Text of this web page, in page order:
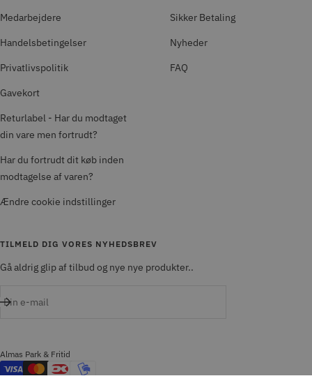
Medarbejdere
Handelsbetingelser
Privatlivspolitik
Gavekort
Returlabel - Har du modtaget
din vare men fortrudt?
Har du fortrudt dit køb inden
modtagelse af varen?
Ændre cookie indstillinger
Sikker Betaling
Nyheder
FAQ
TILMELD DIG VORES NYHEDSBREV
Gå aldrig glip af tilbud og nye nye produkter..
Din e-mail
Almas Park & Fritid